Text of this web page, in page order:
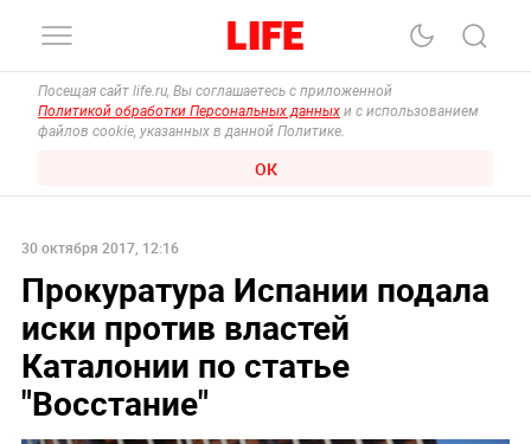
Посещая сайт life.ru, Вы соглашаетесь с приложенной
Политикой обработки Персональных данных и с использованием
файлов cookie, указанных в данной Политике.
ОК
30 октября 2017, 12:16
Прокуратура Испании подала
иски против властей
Каталонии по статье
"Восстание"